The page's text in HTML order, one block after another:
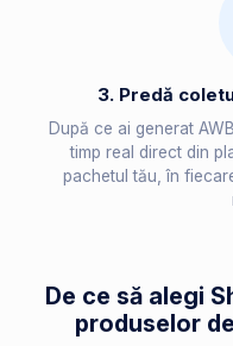
3. Predă
După ce ai generat
timp real direct din
pachetul tău, în
De ce să alegi
produselor